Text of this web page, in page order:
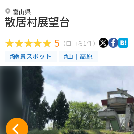
富山県
散居村展望台
5 （口コミ1件）
#絶景スポット #山｜高原